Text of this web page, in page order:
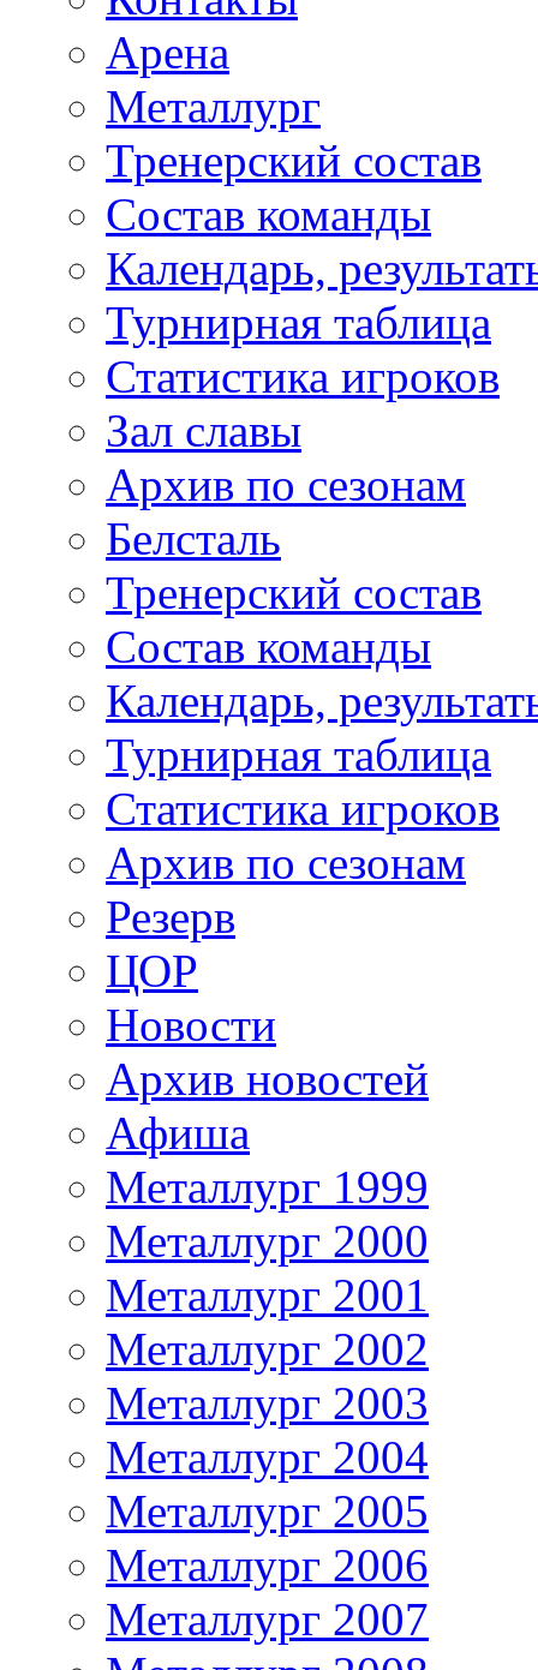
Арена
Металлург
Тренерский состав
Состав команды
Календарь,
Турнирная таблица
Статистика игроков
Зал славы
Архив по сезонам
Белсталь
Тренерский состав
Состав команды
Календарь,
Турнирная таблица
Статистика игроков
Архив по сезонам
Резерв
ЦОР
Новости
Архив новостей
Афиша
Металлург 1999
Металлург 2000
Металлург 2001
Металлург 2002
Металлург 2003
Металлург 2004
Металлург 2005
Металлург 2006
Металлург 2007